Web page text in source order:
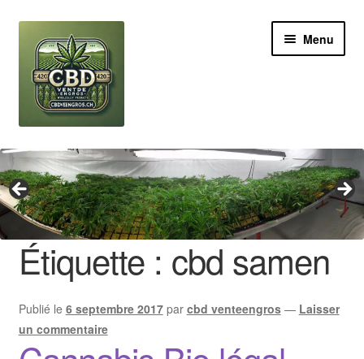
navigation
contenu
Menu
Revendeur
Grossiste Cannabis CBD
Huile de CBD
Boutures de CBD
Étiquette : cbd samen
Publié le 6 septembre 2017 par cbd venteengros — Laisser
un commentaire